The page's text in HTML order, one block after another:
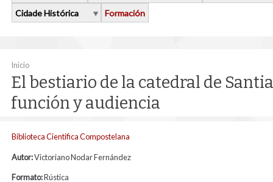
Cidade Histórica
Formación
Vostede está aquí
Inicio
El bestiario de la catedral de
función y audiencia
Biblioteca Cientifica Compostelana
Autor:Victoriano Nodar Fernández
Formato:Rústica